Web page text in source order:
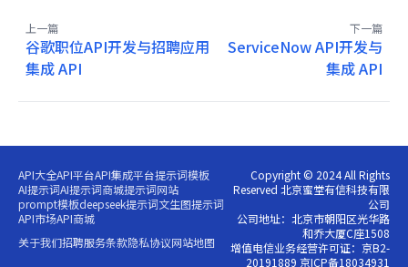
上一篇
谷歌职位API开发与招聘应用
集成 API
下一篇
ServiceNow API开发与
集成 API
API大全API平台API集成平台提示词模板
AI提示词AI提示词商城提示词网站
prompt模板deepseek提示词文生图提示词
API市场API商城
关于我们招聘服务条款隐私协议网站地图
Copyright © 2024 All Rights
Reserved 北京蜜堂有信科技有限
公司
公司地址：北京市朝阳区光华路
和乔大厦C座1508
增值电信业务经营许可证：京B2-
20191889 京ICP备18034931